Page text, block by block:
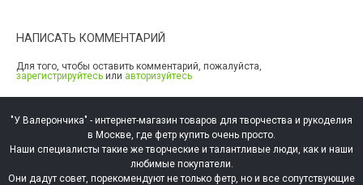
НАПИСАТЬ КОММЕНТАРИЙ
Для того, чтобы оставить комментарий, пожалуйста,
зарегистрируйтесь или авторизуйтесь
"У Валерончика" - интернет-магазин товаров для творчества и рукоделия
в Москве, где фетр купить очень просто.
Наши специалисты такие же творческие и талантливые люди, как и наши
любимые покупатели.
Они дадут совет, порекомендуют не только фетр, но и все сопутствующие